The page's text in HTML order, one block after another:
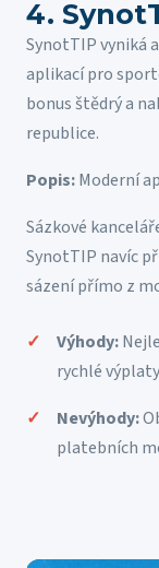
4.
SynotTIP vyniká
aplikací pro
bonus štědrý a
republice.
Popis:Moderní
Sázkové
SynotTIP navíc
sázení přímo z
Výhody:
rychlé
Nevýhody:
platebních